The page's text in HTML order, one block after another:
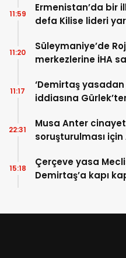
Ermenistan’da bir
defa Kilise lideri
11:59
Süleymaniye’de
merkezlerine İHA
11:20
‘Demirtaş
iddiasına
11:17
Musa Anter
soruşturulması için
22:31
Çerçeve yasa
Demirtaş’a kapı
15:18